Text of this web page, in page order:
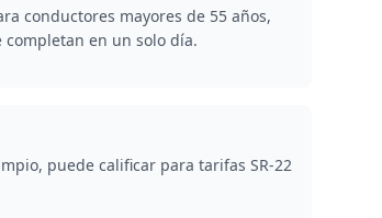
conductores mayores de 55 años,
completan en un solo día.
puede calificar para tarifas SR-22